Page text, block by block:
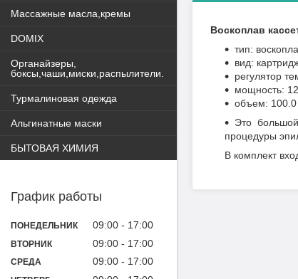
Воскоплав
тип:
вид:
регулятор
мощность:
объем:
Это большой
процедуры
В комплект
Массажные масла,кремы
DOMIX
Органайзеры,
боксы,чаши,миски,распылители.
Турмалиновая одежда
Альгинатные маски
БЫТОВАЯ ХИМИЯ
График работы
ПОНЕДЕЛЬНИК 09:00 17:00
ВТОРНИК 09:00 17:00
СРЕДА 09:00 17:00